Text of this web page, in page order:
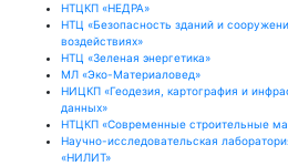
НТЦКП «НЕДРА»
НТЦ «Безопасность зданий и
воздействиях»
НТЦ «Зеленая энергетика»
МЛ «Эко-Материаловед»
НИЦКП «Геодезия, картография и
данных»
НТЦКП «Современные строительные
Научно-исследовательская
«НИЛИТ»